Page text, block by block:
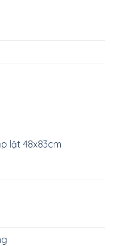
lật 48x83cm